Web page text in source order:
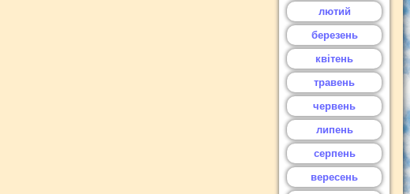
лютий
березень
квітень
травень
червень
липень
серпень
вересень